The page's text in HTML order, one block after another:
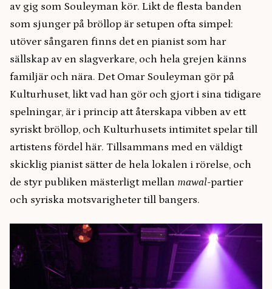
av gig som Souleyman kör. Likt de flesta banden
som sjunger på bröllop är setupen ofta simpel:
utöver sångaren finns det en pianist som har
sällskap av en slagverkare, och hela grejen känns
familjär och nära. Det Omar Souleyman gör på
Kulturhuset, likt vad han gör och gjort i sina tidigare
spelningar, är i princip att återskapa vibben av ett
syriskt bröllop, och Kulturhusets intimitet spelar till
artistens fördel här. Tillsammans med en väldigt
skicklig pianist sätter de hela lokalen i rörelse, och
de styr publiken mästerligt mellan mawal-partier
och syriska motsvarigheter till bangers.